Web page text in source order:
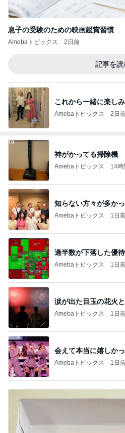
息子の受験のための映画鑑賞習慣
Amebaトピックス 2日前
記事を読
これから一緒に楽し
Amebaトピックス 2日
神がかってる掃除機
Amebaトピックス 14時
知らない方々が多か
Amebaトピックス 1日
過半数が下落した優
Amebaトピックス 1日
涙が出た目玉の花火
Amebaトピックス 1日
会えて本当に嬉しか
Amebaトピックス 1日